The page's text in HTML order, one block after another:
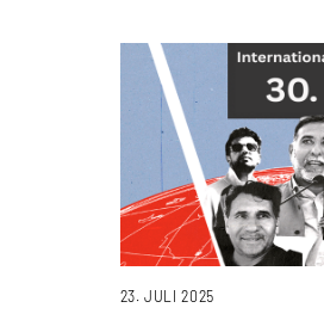
23. JULI 2025